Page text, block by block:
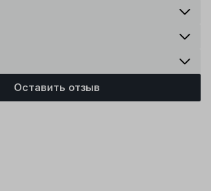
Оставить отзыв